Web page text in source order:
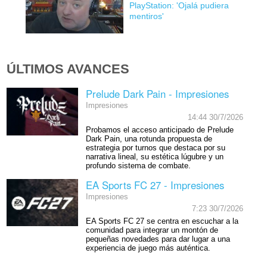
PlayStation: 'Ojalá pudiera
mentiros'
ÚLTIMOS AVANCES
Prelude Dark Pain - Impresiones
Impresiones
14:44 30/7/2026
Probamos el acceso anticipado de Prelude
Dark Pain, una rotunda propuesta de
estrategia por turnos que destaca por su
narrativa lineal, su estética lúgubre y un
profundo sistema de combate.
EA Sports FC 27 - Impresiones
Impresiones
7:23 30/7/2026
EA Sports FC 27 se centra en escuchar a la
comunidad para integrar un montón de
pequeñas novedades para dar lugar a una
experiencia de juego más auténtica.